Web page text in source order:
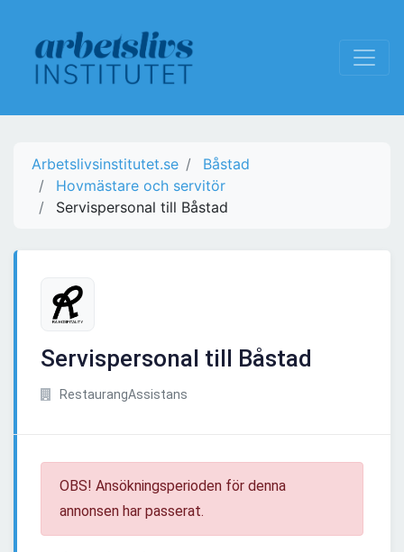
Arbetslivsinstitutet.se
Båstad
Hovmästare och servitör
Servispersonal till Båstad
Servispersonal till Båstad
RestaurangAssistans
OBS! Ansökningsperioden för denna
annonsen har passerat.